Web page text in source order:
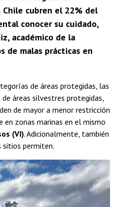
cubren el 22% del
conocer su cuidado,
académico de la
de malas prácticas en
de áreas protegidas, las
áreas silvestres protegidas,
de mayor a menor restricción
en zonas marinas en el mismo
(VI). Adicionalmente, también
sitios permiten.